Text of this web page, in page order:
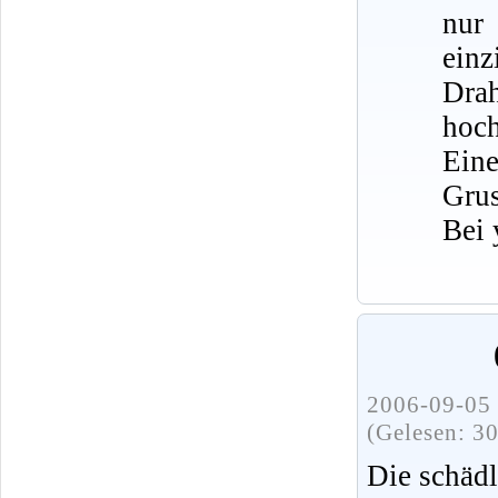
nur
Bei
2006-09-
(Gelesen:
Die